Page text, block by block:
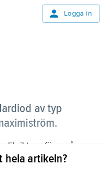
Logga in
av typ
likriktare för små
är då ledriktning.
hela artikeln?